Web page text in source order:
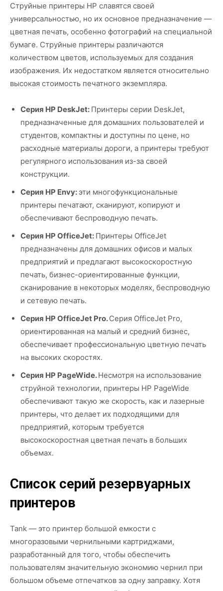
Струйные принтеры HP славятся своей
универсальностью, но их основное предназначение —
цветная печать, особенно фотографий на специальной
бумаге. Струйные принтеры различаются
количеством цветов, используемых для создания
изображения. Их недостатком является относительно
высокая стоимость печатного экземпляра.
Серия HP DeskJet: Принтеры серии DeskJet,
предназначенные для домашних пользователей и
студентов, компактны и доступны по цене, но
расходные материалы дороги, а принтеры требуют
регулярного использования из-за своей
конструкции.
Серия HP Envy: эти многофункциональные
принтеры печатают, сканируют, копируют и
обеспечивают беспроводную печать.
Серия HP OfficeJet: Принтеры OfficeJet
предназначены для домашних офисов и малых
предприятий и предлагают высокоскоростную
печать, бизнес-ориентированные функции,
сканирование в некоторых моделях, беспроводную
и сетевую печать.
Серия HP OfficeJet Pro.Серия OfficeJet Pro,
ориентированная на малый и средний бизнес,
обеспечивает профессиональную цветную печать
на высоких скоростях.
Серия HP PageWide.Несмотря на использование
струйной технологии, принтеры HP PageWide
обеспечивают такую же скорость, как и лазерные
принтеры, что делает их подходящими для
предприятий, которым требуется
высокоскоростная цветная печать в больших
объемах.
Список серий резервуарных
принтеров
Tank — это принтер большой емкости с
многоразовыми чернильными картриджами,
разработанный для того, чтобы обеспечить
пользователям значительную экономию чернил при
большом объеме отпечатков за одну заправку. Хотя